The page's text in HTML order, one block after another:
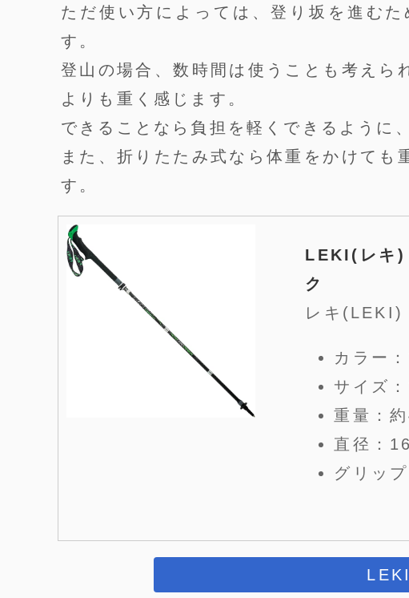
ただ使い方によっては、登り坂を進む
す。
登山の場合、数時間は使うことも考えら
よりも重く感じます。
できることなら負担を軽くできるように
また、折りたたみ式なら体重をかけて
す。
LEKI(レキ)
ク
レキ(LEKI)
カラー
サイズ
重量：
直径：
グリッ